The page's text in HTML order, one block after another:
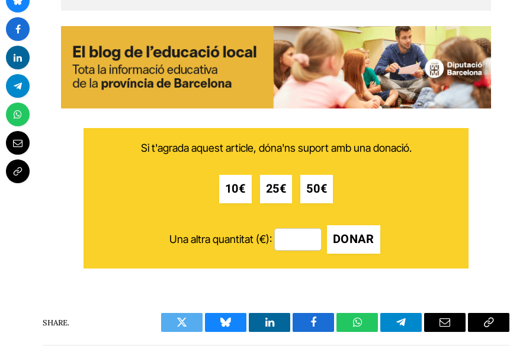
Si t'agrada aquest article, dóna'ns suport amb una donació.
10€ 25€ 50€
Una altra quantitat (€): DONAR
SHARE.
Twitter Bluesky LinkedIn Facebook WhatsAppTelegram Email
Copy